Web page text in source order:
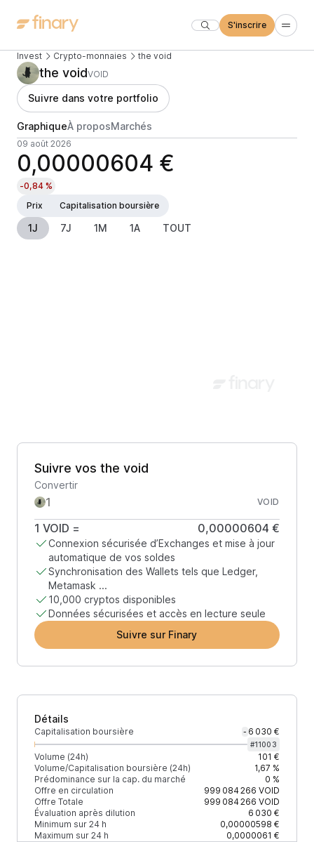
S'inscrire
Invest Crypto-monnaies the void
the voidVOID
Suivre dans votre portfolio
GraphiqueÀ proposMarchés
09 août 2026
0,00000604 €
-0,84 %
Prix
Capitalisation boursière
1J 7J 1M 1A TOUT
Suivre vos the void
Convertir
VOID
1 VOID = 0,00000604 €
Connexion sécurisée d’Exchanges et mise à jour
automatique de vos soldes
Synchronisation des Wallets tels que Ledger,
Metamask ...
10,000 cryptos disponibles
Données sécurisées et accès en lecture seule
Suivre sur Finary
Détails
Capitalisation boursière - 6 030 €
#11003
Volume (24h)
101 €
Volume/Capitalisation boursière (24h)
1,67 %
Prédominance sur la cap. du marché
0 %
Offre en circulation
999 084 266 VOID
Offre Totale
999 084 266 VOID
Évaluation après dilution
6 030 €
Minimum sur 24 h
0,00000598 €
Maximum sur 24 h
0,0000061 €